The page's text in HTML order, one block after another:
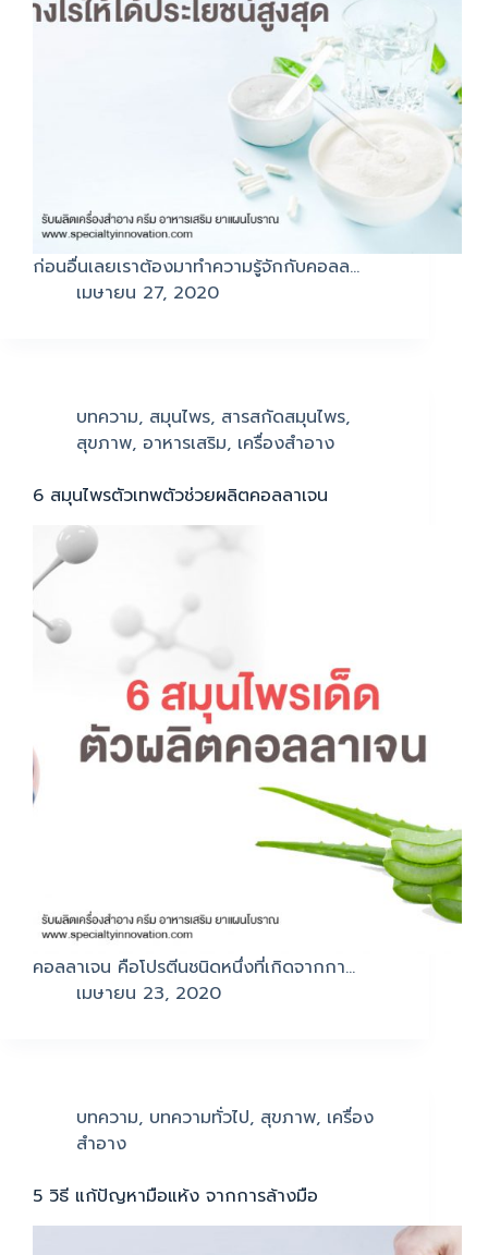
ก่อนอื่นเลยเราต้องมาทำความรู้จักกับคอลล…
เมษายน 27, 2020
บทความ, สมุนไพร, สารสกัดสมุนไพร,
สุขภาพ, อาหารเสริม, เครื่องสำอาง
6 สมุนไพรตัวเทพตัวช่วยผลิตคอลลาเจน
คอลลาเจน คือโปรตีนชนิดหนึ่งที่เกิดจากกา…
เมษายน 23, 2020
บทความ, บทความทั่วไป, สุขภาพ, เครื่อง
สำอาง
5 วิธี แก้ปัญหามือแห้ง จากการล้างมือ